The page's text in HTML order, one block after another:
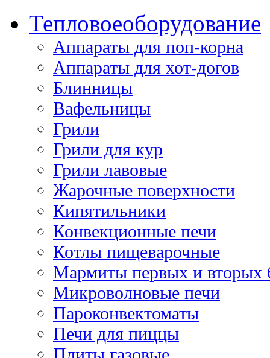
Тепловоеоборудование
Аппараты для поп-корна
Аппараты для хот-догов
Блинницы
Вафельницы
Грили
Грили для кур
Грили лавовые
Жарочные поверхности
Кипятильники
Конвекционные печи
Котлы пищеварочные
Мармиты первых и вторых
Микроволновые печи
Пароконвектоматы
Печи для пиццы
Плиты газовые